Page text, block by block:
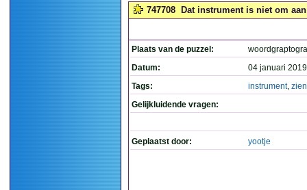
747708 Dat instrument is niet om
Plaats van de puzzel:
Datum:
04 januari
Tags:
instrument, zien
Gelijkluidende vragen:
Geplaatst door: yootje